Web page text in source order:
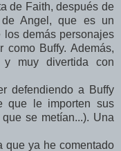
de Faith, después de
Angel, que es un
los demás personajes
como Buffy. Además,
y muy divertida con
defendiendo a Buffy
que le importen sus
se metían...). Una
que ya he comentado